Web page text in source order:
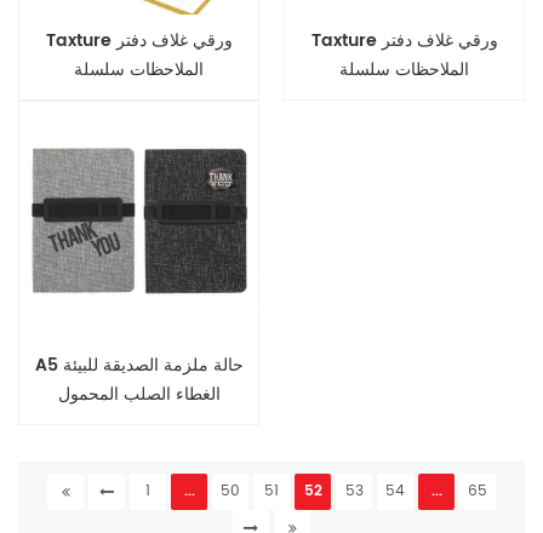
Taxture ورقي غلاف دفتر
الملاحظات سلسلة
Taxture ورقي غلاف دفتر
الملاحظات سلسلة
A5 حالة ملزمة الصديقة للبيئة
الغطاء الصلب المحمول
1 ... 50 51 52 53 54 ... 65